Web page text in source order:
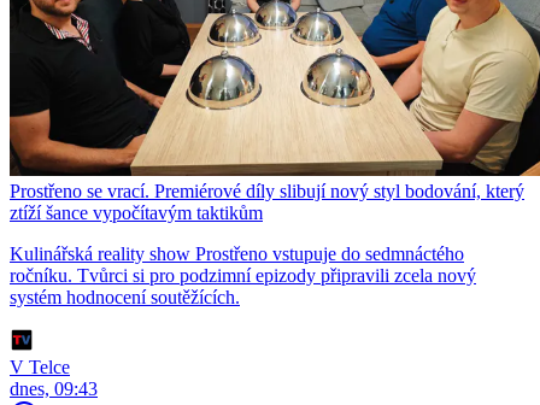
Prostřeno se vrací. Premiérové díly slibují nový styl bodování, který
ztíží šance vypočítavým taktikům
Kulinářská reality show Prostřeno vstupuje do sedmnáctého
ročníku. Tvůrci si pro podzimní epizody připravili zcela nový
systém hodnocení soutěžících.
V Telce
dnes, 09:43